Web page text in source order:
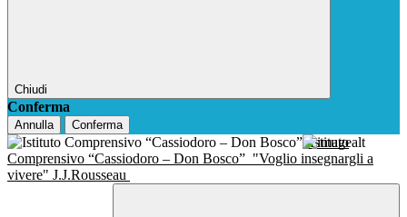
Chiudi
Conferma
Annulla Conferma
Istituto
Comprensivo “Cassiodoro – Don Bosco” "Voglio insegnargli a
vivere" J.J.Rousseau